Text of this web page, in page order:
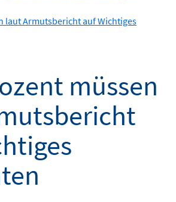
laut Armutsbericht auf Wichtiges
müssen